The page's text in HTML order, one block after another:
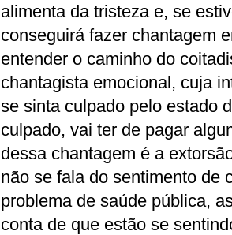
alimenta da tristeza e, se
conseguirá fazer chantagem
entender o caminho do
chantagista emocional, cuja
se sinta culpado pelo estado
culpado, vai ter de pagar
dessa chantagem é a
não se fala do sentimento de
problema de saúde pública,
conta de que estão se